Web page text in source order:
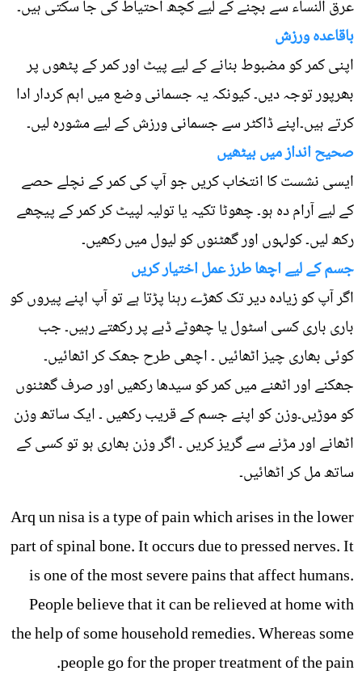
عرق النساء سے بچنے کے لیے کچھ احتیاط کی جا سکتی ہیں۔
باقاعدہ ورزش
اپنی کمر کو مضبوط بنانے کے لیے پیٹ اور کمر کے پٹھوں پر
بھرپور توجہ دیں۔ کیونکہ یہ جسمانی وضع میں اہم کردار ادا
کرتے ہیں۔اپنے ڈاکٹر سے جسمانی ورزش کے لیے مشورہ لیں۔
صحیح انداز میں بیٹھیں
ایسی نشست کا انتخاب کریں جو آپ کی کمر کے نچلے حصے
کے لیے آرام دہ ہو۔ چھوٹا تکیہ یا تولیہ لپیٹ کر کمر کے پیچھے
رکھ لیں۔ کولہوں اور گھٹنوں کو لیول میں رکھیں۔
جسم کے لیے اچھا طرز عمل اختیار کریں
اگر آپ کو زیادہ دیر تک کھڑے رہنا پڑتا ہے تو آپ اپنے پیروں کو
باری باری کسی اسٹول یا چھوٹے ڈبے پر رکھتے رہیں۔ جب
کوئی بھاری چیز اٹھائیں ۔ اچھی طرح جھک کر اٹھائیں۔
جھکنے اور اٹھنے میں کمر کو سیدھا رکھیں اور صرف گھٹنوں
کو موڑیں۔وزن کو اپنے جسم کے قریب رکھیں ۔ ایک ساتھ وزن
اٹھانے اور مڑنے سے گریز کریں ۔ اگر وزن بھاری ہو تو کسی کے
ساتھ مل کر اٹھائیں۔
Arq un nisa is a type of pain which arises in the lower
part of spinal bone. It occurs due to pressed nerves. It
is one of the most severe pains that affect humans.
People believe that it can be relieved at home with
the help of some household remedies. Whereas some
people go for the proper treatment of the pain.